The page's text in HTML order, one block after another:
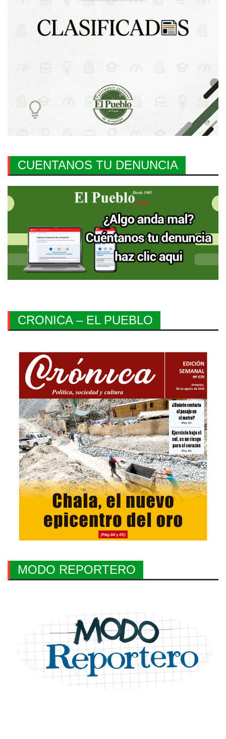
CUENTANOS TU DENUNCIA
CRONICA – EL PUEBLO
MODO REPORTERO